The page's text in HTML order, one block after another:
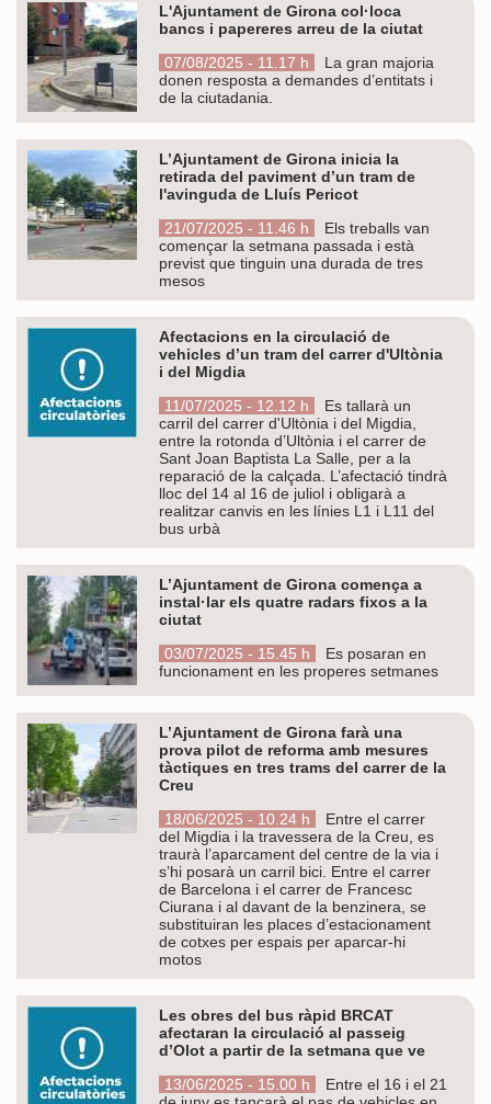
L'Ajuntament de Girona col·loca
bancs i papereres arreu de la ciutat
07/08/2025 - 11.17 h
La gran majoria
donen resposta a demandes d’entitats i
de la ciutadania.
L’Ajuntament de Girona inicia la
retirada del paviment d’un tram de
l'avinguda de Lluís Pericot
21/07/2025 - 11.46 h
Els treballs van
començar la setmana passada i està
previst que tinguin una durada de tres
mesos
Afectacions en la circulació de
vehicles d’un tram del carrer d'Ultònia
i del Migdia
11/07/2025 - 12.12 h
Es tallarà un
carril del carrer d'Ultònia i del Migdia,
entre la rotonda d’Ultònia i el carrer de
Sant Joan Baptista La Salle, per a la
reparació de la calçada. L’afectació tindrà
lloc del 14 al 16 de juliol i obligarà a
realitzar canvis en les línies L1 i L11 del
bus urbà
L’Ajuntament de Girona comença a
instal·lar els quatre radars fixos a la
ciutat
03/07/2025 - 15.45 h
Es posaran en
funcionament en les properes setmanes
L’Ajuntament de Girona farà una
prova pilot de reforma amb mesures
tàctiques en tres trams del carrer de la
Creu
18/06/2025 - 10.24 h
Entre el carrer
del Migdia i la travessera de la Creu, es
traurà l’aparcament del centre de la via i
s’hi posarà un carril bici. Entre el carrer
de Barcelona i el carrer de Francesc
Ciurana i al davant de la benzinera, se
substituiran les places d’estacionament
de cotxes per espais per aparcar-hi
motos
Les obres del bus ràpid BRCAT
afectaran la circulació al passeig
d’Olot a partir de la setmana que ve
13/06/2025 - 15.00 h
Entre el 16 i el 21